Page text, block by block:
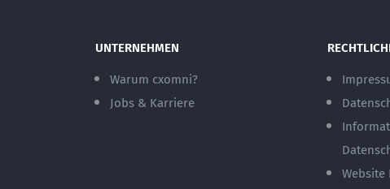
UNTERNEHMEN
Warum cxomni?
Jobs & Karriere
Website